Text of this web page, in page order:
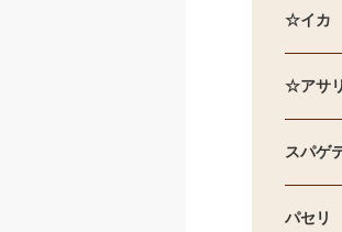
☆イカ
☆アサリ
スパゲ
パセリ